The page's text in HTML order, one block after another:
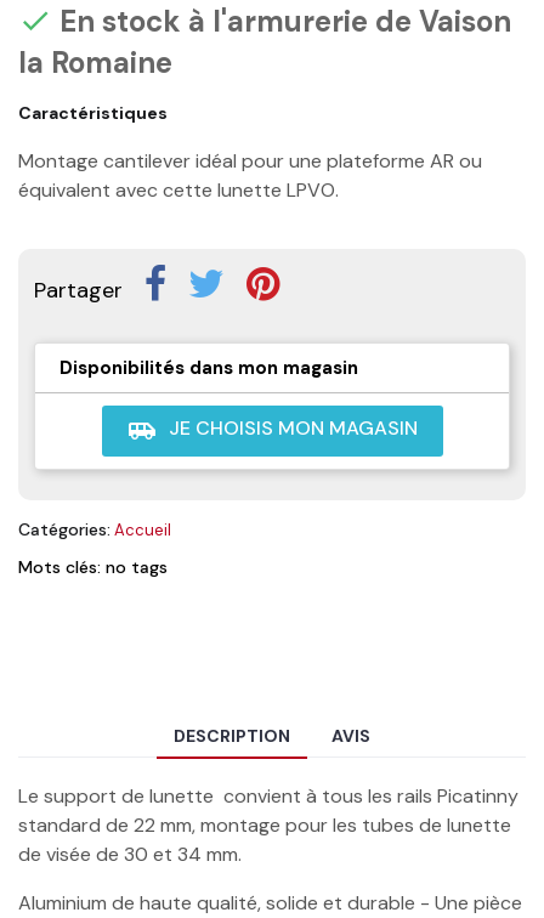
 En stock à l'armurerie de Vaison
la Romaine
Caractéristiques
Montage cantilever idéal pour une plateforme AR ou
équivalent avec cette lunette LPVO.
Partager
Disponibilités dans mon magasin
airport_shuttle JE CHOISIS MON MAGASIN
Catégories: Accueil
Mots clés: no tags
DESCRIPTION AVIS
Le support de lunette convient à tous les rails Picatinny
standard de 22 mm, montage pour les tubes de lunette
de visée de 30 et 34 mm.
Aluminium de haute qualité, solide et durable - Une pièce